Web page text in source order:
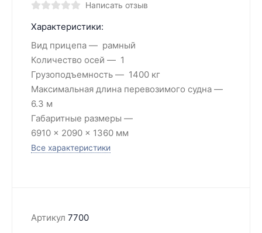
Написать отзыв
Характеристики:
Вид прицепа
рамный
Количество осей
1
Грузоподъемность
1400 кг
Максимальная длина перевозимого судна
6.3 м
Габаритные размеры
6910 × 2090 × 1360 мм
Все характеристики
Артикул 7700